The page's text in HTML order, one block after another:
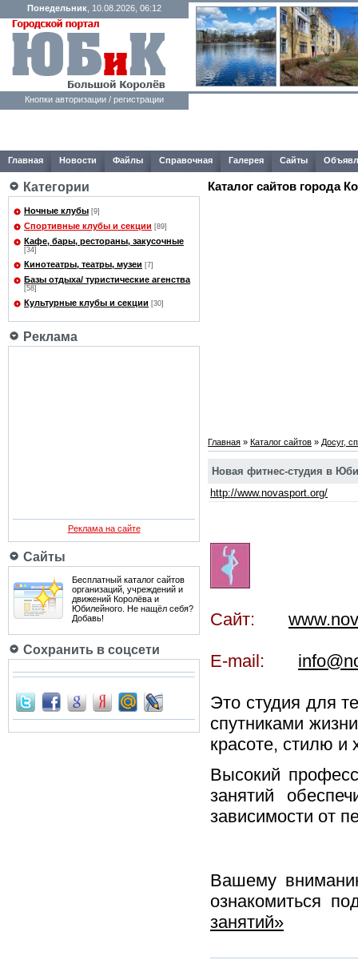
Понедельник , 10.08.2026, 06:12
Кнопки авторизации / регистрации
Главная Новости Файлы Справочная Галерея Сайты
Категории
Ночные клубы [9]
Спортивные клубы и секции [89]
Кафе, бары, рестораны, закусочные
[34]
Кинотеатры, театры, музеи [7]
Базы отдыха/ туристические агенства
[58]
Культурные клубы и секции [30]
Реклама
Реклама на сайте
Сайты
Бесплатный каталог сайтов
организаций, учреждений и
движений Королёва и
Юбилейного. Не нащёл себя?
Добавь!
Сохранить в соцсети
Каталог сайтов города
Главная » Каталог сайтов » Досуг,
Новая фитнес-студия в
http://www.novasport.org/
Сайт:
E-mail:
Это студия для
спутниками
красоте, стилю
Высокий
занятий
зависимости от
Вашему
ознакомиться
занятий»